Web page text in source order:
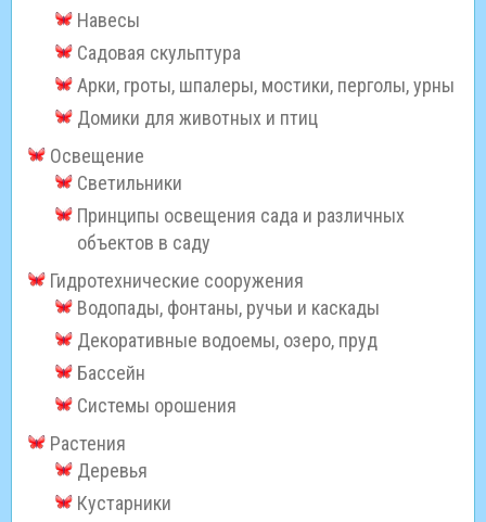
Навесы
Садовая скульптура
Арки, гроты, шпалеры, мостики, перголы, урны
Домики для животных и птиц
Освещение
Светильники
Принципы освещения сада и различных
объектов в саду
Гидротехнические сооружения
Водопады, фонтаны, ручьи и каскады
Декоративные водоемы, озеро, пруд
Бассейн
Системы орошения
Растения
Деревья
Кустарники